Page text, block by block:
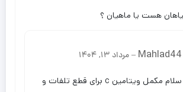
هست یا ماهیان ؟
Mahlad44
– مرداد 13, 1404
سلام مکمل ویتامین c برای قطع تلفات و